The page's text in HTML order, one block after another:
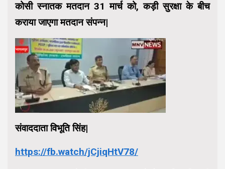
कोसी स्नातक मतदान 31 मार्च को, कड़ी सुरक्षा के बीच
कराया जाएगा मतदान संपन्न|
संवाददाता विभूति सिंह|
https://fb.watch/jCjiqHtV78/